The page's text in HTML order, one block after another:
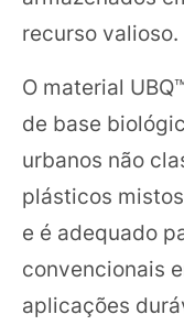
recurso valioso.
O material
de base
urbanos não
plásticos
e é adequado
convencionais
aplicações